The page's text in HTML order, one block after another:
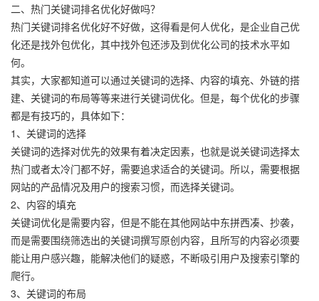
二、热门关键词排名优化好做吗？
热门关键词排名优化好不好做，这得看是何人优化，是企业自己优
化还是找外包优化，其中找外包还涉及到优化公司的技术水平如
何。
其实，大家都知道可以通过关键词的选择、内容的填充、外链的搭
建、关键词的布局等等来进行关键词优化。但是，每个优化的步骤
都是有技巧的，具体如下：
1、关键词的选择
关键词的选择对优先的效果有着决定因素，也就是说关键词选择太
热门或者太冷门都不好，需要追求适合的关键词。所以，需要根据
网站的产品情况及用户的搜索习惯，而选择关键词。
2、内容的填充
关键词优化是需要内容，但是不能在其他网站中东拼西凑、抄袭，
而是需要围绕筛选出的关键词撰写原创内容，且所写的内容必须要
能让用户感兴趣，能解决他们的疑惑，不断吸引用户及搜索引擎的
爬行。
3、关键词的布局